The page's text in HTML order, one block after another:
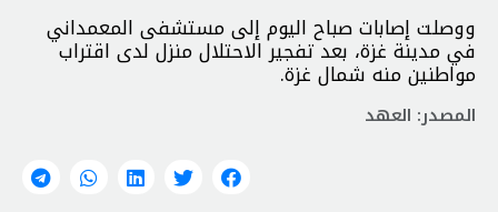
ووصلت إصابات صباح اليوم إلى مستشفى المعمداني
في مدينة غزة، بعد تفجير الاحتلال منزل لدى اقتراب
مواطنين منه شمال غزة.
المصدر: العهد